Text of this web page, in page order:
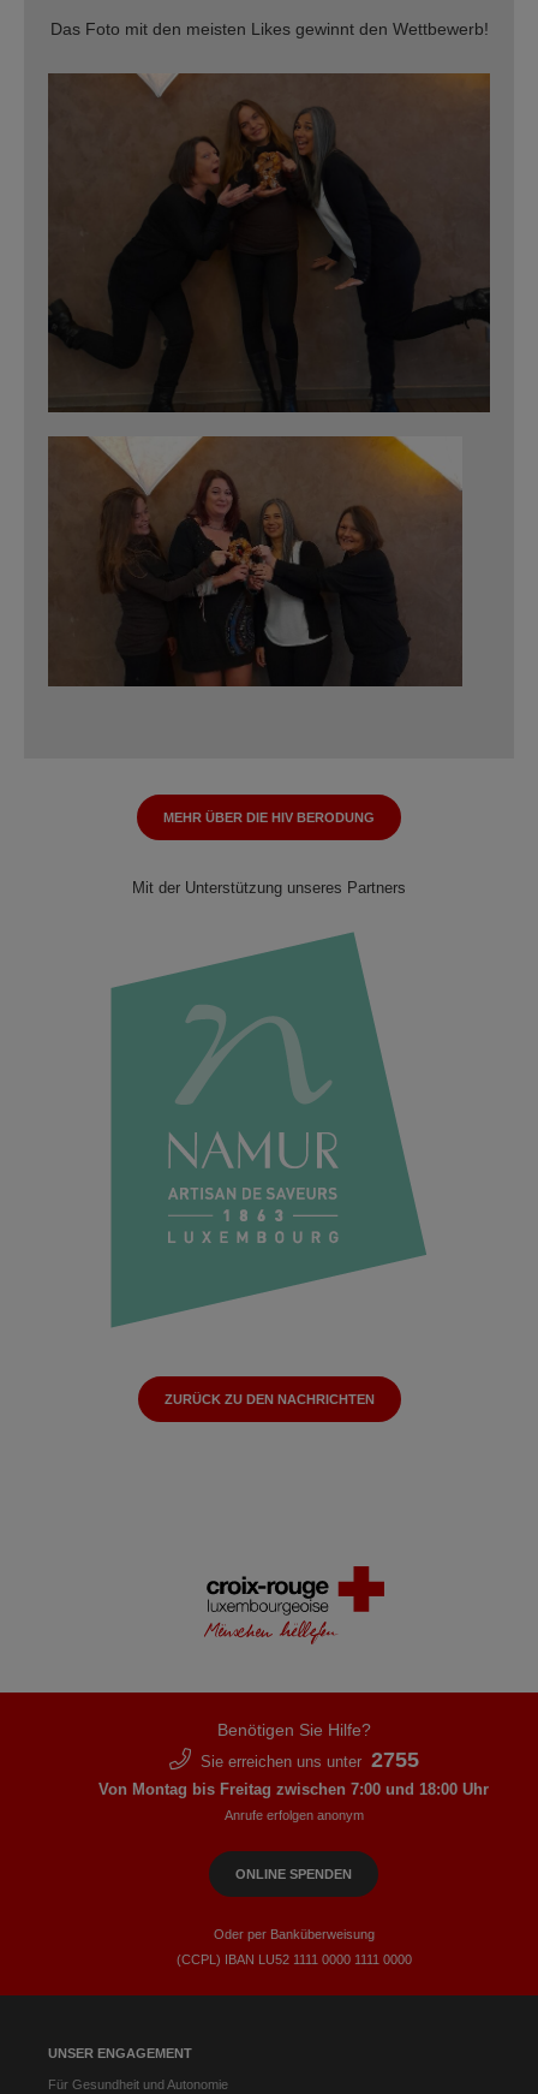
Das Foto mit den meisten Likes gewinnt den Wettbewerb!
MEHR ÜBER DIE HIV BERODUNG
Mit der Unterstützung unseres Partners
ZURÜCK ZU DEN NACHRICHTEN
UNSER ENGAGEMENT
Für Gesundheit und Autonomie
Benötigen Sie Hilfe?
Sie erreichen uns unter 2755
Von Montag bis Freitag zwischen 7:00 und 18:00 Uhr
Anrufe erfolgen anonym
ONLINE SPENDEN
Oder per Banküberweisung
(CCPL) IBAN LU52​ 1111​ 0000​ 1111​ 0000